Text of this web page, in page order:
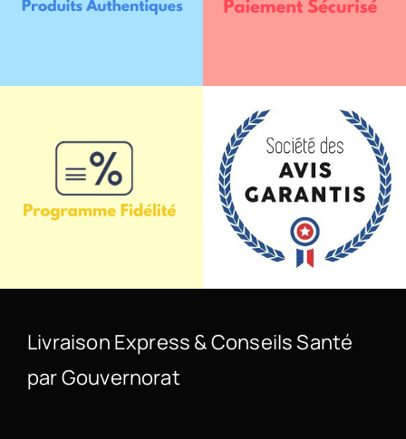
Livraison Express & Conseils Santé
par Gouvernorat